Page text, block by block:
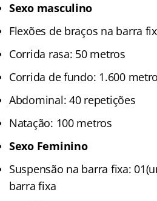
Sexo masculino
Flexões de braços na barra
Corrida rasa: 50 metros
Corrida de fundo: 1.600
Abdominal: 40 repetições
Natação: 100 metros
Sexo Feminino
Suspensão na barra fixa:
barra fixa